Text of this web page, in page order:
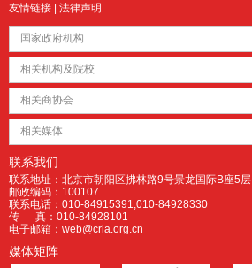
友情链接 | 法律声明
国家政府机构
相关机构及院校
相关商协会
相关媒体
联系我们
联系地址：北京市朝阳区拂林路9号景龙国际B座5层
邮政编码：100107
联系电话：010-84915391,010-84928330
传 真：010-84928101
电子邮箱：web@cria.org.cn
媒体矩阵